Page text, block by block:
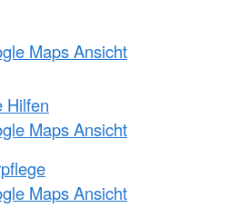
Maps Ansicht
Hilfen
Maps Ansicht
Maps Ansicht